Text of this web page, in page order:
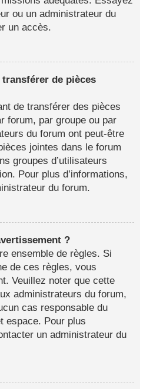
ou un administrateur du
un accès.
de pièces
de transférer des pièces
forum, par groupe ou par
du forum ont peut-être
jointes dans le forum
groupes d’utilisateurs
Pour plus d’informations,
du forum.
?
ensemble de règles. Si
de ces règles, vous
Veuillez noter que cette
administrateurs du forum,
cas responsable du
espace. Pour plus
un administrateur du